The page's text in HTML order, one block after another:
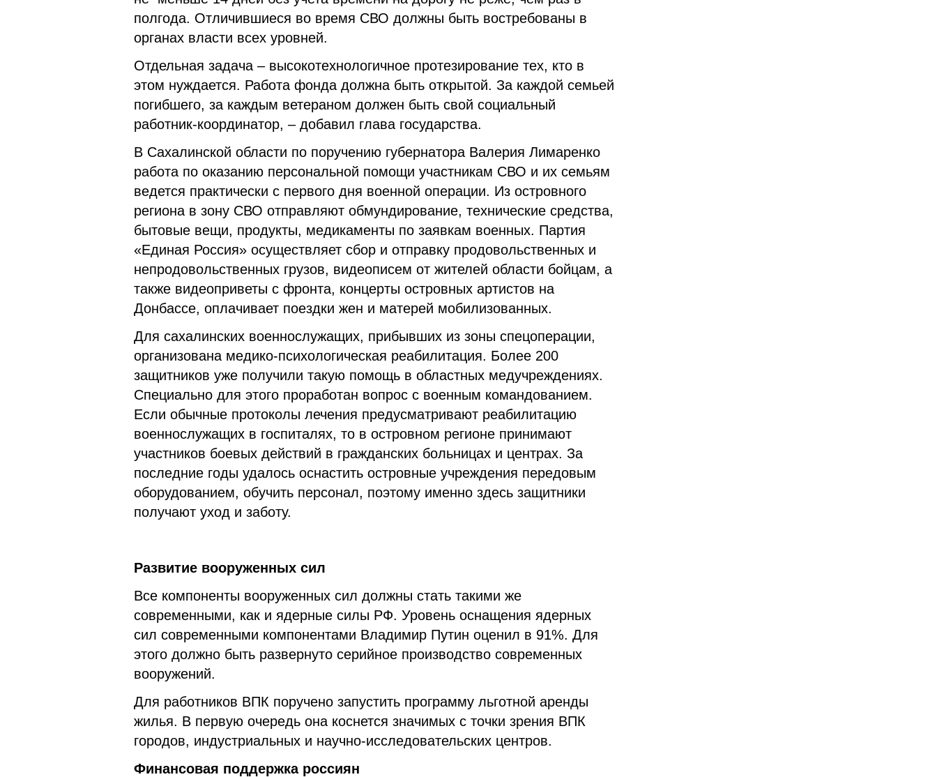
полгода. Отличившиеся во время СВО должны быть востребованы в
органах власти всех уровней.
Отдельная задача – высокотехнологичное протезирование тех, кто в
этом нуждается. Работа фонда должна быть открытой. За каждой семьей
погибшего, за каждым ветераном должен быть свой социальный
работник-координатор, – добавил глава государства.
В Сахалинской области по поручению губернатора Валерия Лимаренко
работа по оказанию персональной помощи участникам СВО и их семьям
ведется практически с первого дня военной операции. Из островного
региона в зону СВО отправляют обмундирование, технические средства,
бытовые вещи, продукты, медикаменты по заявкам военных. Партия
«Единая Россия» осуществляет сбор и отправку продовольственных и
непродовольственных грузов, видеописем от жителей области бойцам, а
также видеоприветы с фронта, концерты островных артистов на
Донбассе, оплачивает поездки жен и матерей мобилизованных.
Для сахалинских военнослужащих, прибывших из зоны спецоперации,
организована медико-психологическая реабилитация. Более 200
защитников уже получили такую помощь в областных медучреждениях.
Специально для этого проработан вопрос с военным командованием.
Если обычные протоколы лечения предусматривают реабилитацию
военнослужащих в госпиталях, то в островном регионе принимают
участников боевых действий в гражданских больницах и центрах. За
последние годы удалось оснастить островные учреждения передовым
оборудованием, обучить персонал, поэтому именно здесь защитники
получают уход и заботу.
Развитие вооруженных сил
Все компоненты вооруженных сил должны стать такими же
современными, как и ядерные силы РФ. Уровень оснащения ядерных
сил современными компонентами Владимир Путин оценил в 91%. Для
этого должно быть развернуто серийное производство современных
вооружений.
Для работников ВПК поручено запустить программу льготной аренды
жилья. В первую очередь она коснется значимых с точки зрения ВПК
городов, индустриальных и научно-исследовательских центров.
Финансовая поддержка россиян